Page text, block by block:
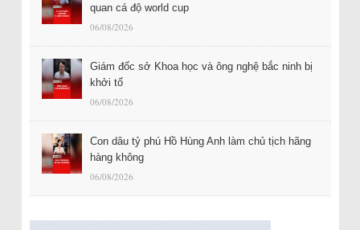
quan cá độ world cup
06/08/2026
Giám đốc sở Khoa học và ông nghệ bắc ninh bị
khởi tố
06/08/2026
Con dâu tỷ phú Hồ Hùng Anh làm chủ tịch hãng
hàng không
06/08/2026